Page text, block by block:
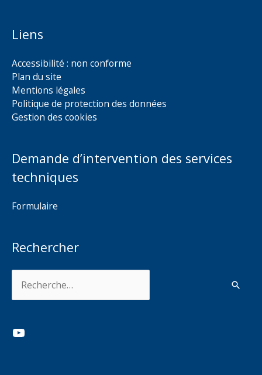
Liens
Accessibilité : non conforme
Plan du site
Mentions légales
Politique de protection des données
Gestion des cookies
Demande d’intervention des services
techniques
Formulaire
Rechercher
YouTube